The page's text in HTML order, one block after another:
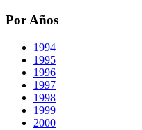
Por Años
1994
1995
1996
1997
1998
1999
2000